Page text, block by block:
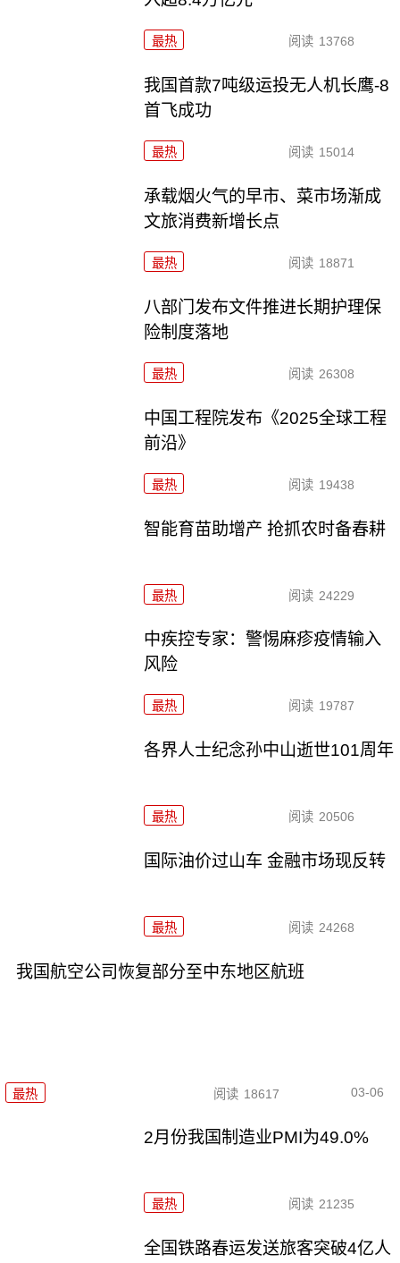
最热 阅读 13768
我国首款7吨级运投无人机长鹰-8
首飞成功
最热 阅读 15014
承载烟火气的早市、菜市场渐成
文旅消费新增长点
最热 阅读 18871
八部门发布文件推进长期护理保
险制度落地
最热 阅读 26308
中国工程院发布《2025全球工程
前沿》
最热 阅读 19438
智能育苗助增产 抢抓农时备春耕
最热 阅读 24229
中疾控专家：警惕麻疹疫情输入
风险
最热 阅读 19787
各界人士纪念孙中山逝世101周年
最热 阅读 20506
国际油价过山车 金融市场现反转
最热 阅读 24268
我国航空公司恢复部分至中东地区航班
最热 阅读 18617 03-06
2月份我国制造业PMI为49.0%
最热 阅读 21235
全国铁路春运发送旅客突破4亿人